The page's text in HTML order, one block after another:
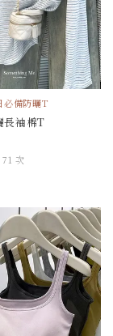
必備防曬T
長袖棉T
次